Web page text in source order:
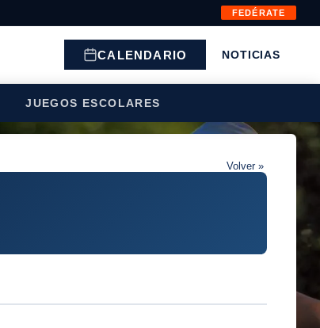
FEDÉRATE
CALENDARIO NOTICIAS
JUEGOS ESCOLARES
Volver »